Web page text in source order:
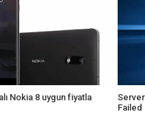
Nokia 8 uygun fiyatla
Failed